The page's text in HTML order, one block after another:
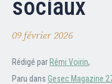
sociaux
09 février 2026
Rédigé par Rémi Voirin,
Paru dans Gesec Magazine